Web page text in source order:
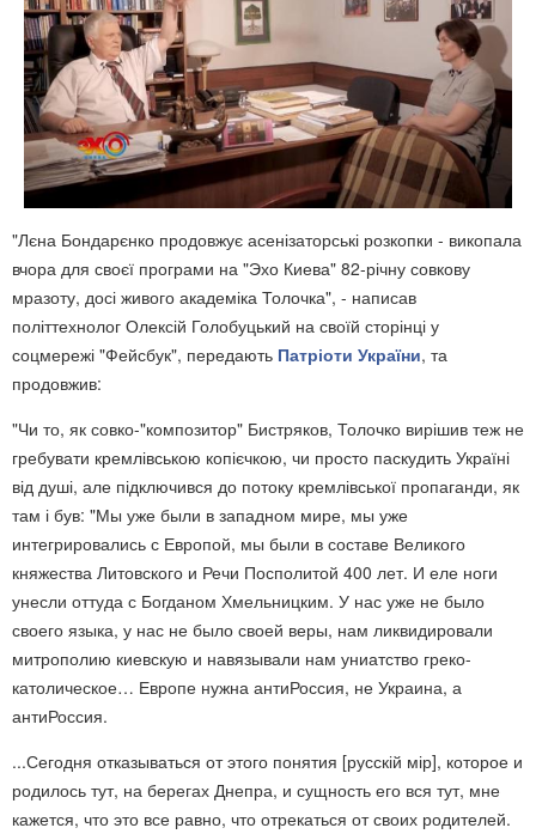
"Лєна Бондарєнко продовжує асенізаторські розкопки - викопала
вчора для своєї програми на "Эхо Киева" 82-річну совкову
мразоту, досі живого академіка Толочка", - написав
політтехнолог Олексій Голобуцький на своїй сторінці у
соцмережі "Фейсбук", передають Патріоти України, та
продовжив:
"Чи то, як совко-"композитор" Бистряков, Толочко вирішив теж не
гребувати кремлівською копієчкою, чи просто паскудить Україні
від душі, але підключився до потоку кремлівської пропаганди, як
там і був: "Мы уже были в западном мире, мы уже
интегрировались с Европой, мы были в составе Великого
княжества Литовского и Речи Посполитой 400 лет. И еле ноги
унесли оттуда с Богданом Хмельницким. У нас уже не было
своего языка, у нас не было своей веры, нам ликвидировали
митрополию киевскую и навязывали нам униатство греко-
католическое… Европе нужна антиРоссия, не Украина, а
антиРоссия.
...Сегодня отказываться от этого понятия [русскій мір], которое и
родилось тут, на берегах Днепра, и сущность его вся тут, мне
кажется, что это все равно, что отрекаться от своих родителей.